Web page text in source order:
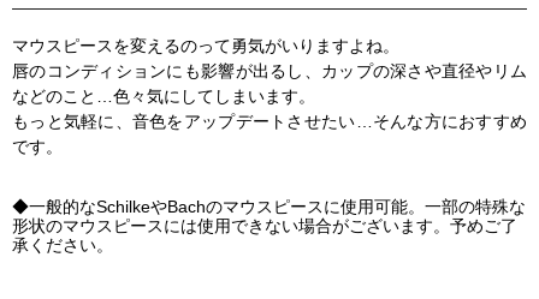
マウスピースを変えるのって勇気がいりますよね。
唇のコンディションにも影響が出るし、カップの深さや直径やリム
などのこと…色々気にしてしまいます。
もっと気軽に、音色をアップデートさせたい…そんな方におすすめ
です。
◆一般的なSchilkeやBachのマウスピースに使用可能。一部の特殊な
形状のマウスピースには使用できない場合がございます。予めご了
承ください。